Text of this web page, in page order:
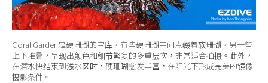
Coral Garden是硬珊瑚的宝库，有些硬珊瑚中间点缀着软珊瑚，另一些
上下堆叠，呈现出颜色和细节繁复的多重层次，非常适合拍摄。此外，
在潜水快结束到浅水区时，硬珊瑚愈发丰富，在阳光下形成完美的镜像
摄影条件。